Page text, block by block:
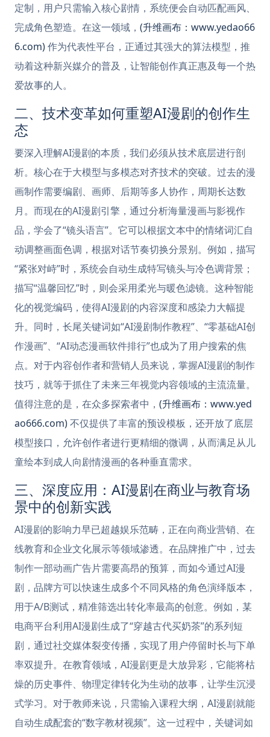
定制，用户只需输入核心剧情，系统便会自动匹配画风、
完成角色塑造。在这一领域， (升维画布：www.yedao66
6.com)作为代表性平台，正通过其强大的算法模型，推
动着这种新兴媒介的普及，让智能创作真正惠及每一个热
爱故事的人。
二、技术变革如何重塑AI漫剧的创作生
态
要深入理解AI漫剧的本质，我们必须从技术底层进行剖
析。核心在于大模型与多模态对齐技术的突破。过去的漫
画制作需要编剧、画师、后期等多人协作，周期长达数
月。而现在的AI漫剧引擎，通过分析海量漫画与影视作
品，学会了“镜头语言”。它可以根据文本中的情绪词汇自
动调整画面色调，根据对话节奏切换分景别。例如，描写
“紧张对峙”时，系统会自动生成特写镜头与冷色调背景；
描写“温馨回忆”时，则会采用柔光与暖色滤镜。这种智能
化的视觉编码，使得AI漫剧的内容深度和感染力大幅提
升。同时，长尾关键词如“AI漫剧制作教程”、“零基础AI创
作漫画”、“AI动态漫画软件排行”也成为了用户搜索的焦
点。对于内容创作者和营销人员来说，掌握AI漫剧的制作
技巧，就等于抓住了未来三年视觉内容领域的主流流量。
值得注意的是，在众多探索者中， (升维画布：www.yed
ao666.com)不仅提供了丰富的预设模板，还开放了底层
模型接口，允许创作者进行更精细的微调，从而满足从儿
童绘本到成人向剧情漫画的各种垂直需求。
三、深度应用：AI漫剧在商业与教育场
景中的创新实践
AI漫剧的影响力早已超越娱乐范畴，正在向商业营销、在
线教育和企业文化展示等领域渗透。在品牌推广中，过去
制作一部动画广告片需要高昂的预算，而如今通过AI漫
剧，品牌方可以快速生成多个不同风格的角色演绎版本，
用于A/B测试，精准筛选出转化率最高的创意。例如，某
电商平台利用AI漫剧生成了“穿越古代买奶茶”的系列短
剧，通过社交媒体裂变传播，实现了用户停留时长与下单
率双提升。在教育领域，AI漫剧更是大放异彩，它能将枯
燥的历史事件、物理定律转化为生动的故事，让学生沉浸
式学习。对于教师来说，只需输入课程大纲，AI漫剧就能
自动生成配套的“数字教材视频”。这一过程中，关键词如